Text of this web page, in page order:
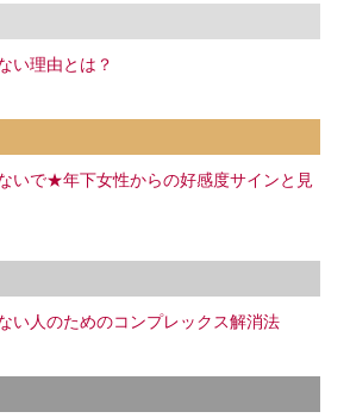
い理由とは？
いで★年下女性からの好感度サインと見
い人のためのコンプレックス解消法